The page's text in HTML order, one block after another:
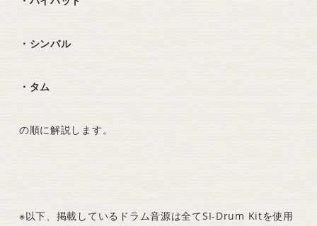
・シンバル
・タム
の順に解説します。
※以下、掲載しているドラム音源は全てSI-Drum Kitを使用